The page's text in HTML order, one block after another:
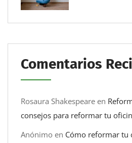
Comentarios
Rosaura Shakespeare en
consejos para reformar tu
Anónimo en Cómo reformar tu